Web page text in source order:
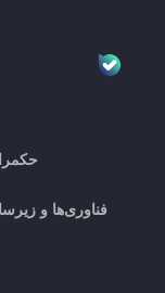
فناوری‌ها و